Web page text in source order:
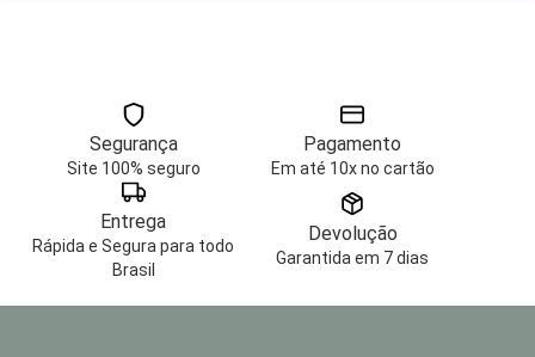
Segurança
Site 100% seguro
Pagamento
Em até 10x no cartão
Entrega
Rápida e Segura para todo
Brasil
Devolução
Garantida em 7 dias